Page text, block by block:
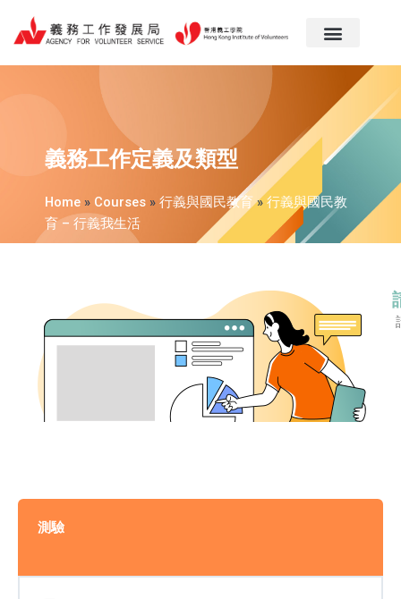
義務工作定義及類型
Home » Courses » 行義與國民教育» 行義與國民教
育 – 行義我生活
測驗